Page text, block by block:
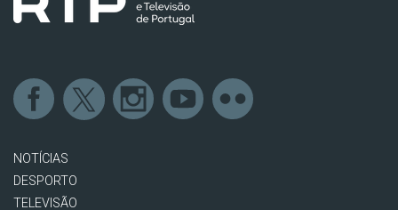
NOTÍCIAS
DESPORTO
TELEVISÃO